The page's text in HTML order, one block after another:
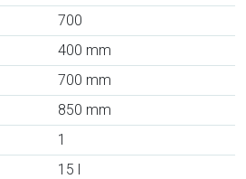
700
400 mm
700 mm
850 mm
1
15 l